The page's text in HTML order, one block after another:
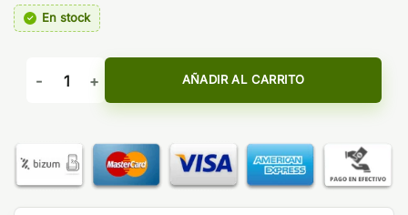
En stock
PIREX ELLO POP 2ML - ELEAF cantidad
AÑADIR AL CARRITO